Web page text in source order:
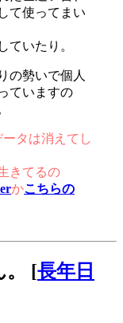
て使ってまい
ていたり。
の勢いで個人
ていますの
タは消えてし
きてるの
かこちらの
[長年日